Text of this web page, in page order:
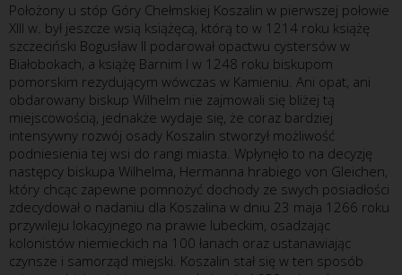
Położony u stóp Góry Chełmskiej Koszalin w pierwszej połowie
XIII w. był jeszcze wsią książęcą, którą to w 1214 roku książę
szczeciński Bogusław II podarował opactwu cystersów w
Białobokach, a książę Barnim I w 1248 roku biskupom
pomorskim rezydującym wówczas w Kamieniu. Ani opat, ani
obdarowany biskup Wilhelm nie zajmowali się bliżej tą
miejscowością, jednakże wydaje się, że coraz bardziej
intensywny rozwój osady Koszalin stworzył możliwość
podniesienia tej wsi do rangi miasta. Wpłynęło to na decyzję
następcy biskupa Wilhelma, Hermanna hrabiego von Gleichen,
który chcąc zapewne pomnożyć dochody ze swych posiadłości
zdecydował o nadaniu dla Koszalina w dniu 23 maja 1266 roku
przywileju lokacyjnego na prawie lubeckim, osadzając
kolonistów niemieckich na 100 łanach oraz ustanawiając
czynsze i samorząd miejski. Koszalin stał się w ten sposób